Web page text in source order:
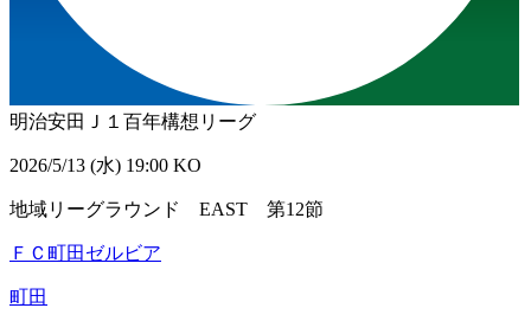
明治安田Ｊ１百年構想リーグ
2026/5/13 (水) 19:00 KO
地域リーグラウンド EAST 第12節
ＦＣ町田ゼルビア
町田